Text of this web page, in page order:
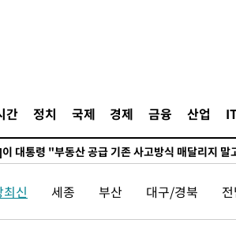
간 정치 국제 경제 금융 산업
리화위원회 부위원장에 김태유 서울대 공대 교수
체 일자리, 7월에 2.3만개 순감하고 그 전 2개월
대통령 "부동산 공급 기존 사고방식 매달리지 말
소폭 하락"…수도권 폭염중대경보, 폭염경보로
대통령, '호우피해' 안동·의성 관할 4개 면 특별재
신 세종 부산 대구/경북